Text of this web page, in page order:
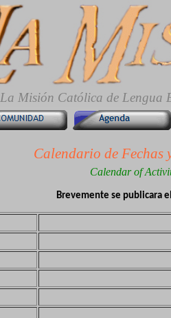
La Misión Católica de Lengua
Calendario de Fechas
Calendar of
Brevemente se publicara